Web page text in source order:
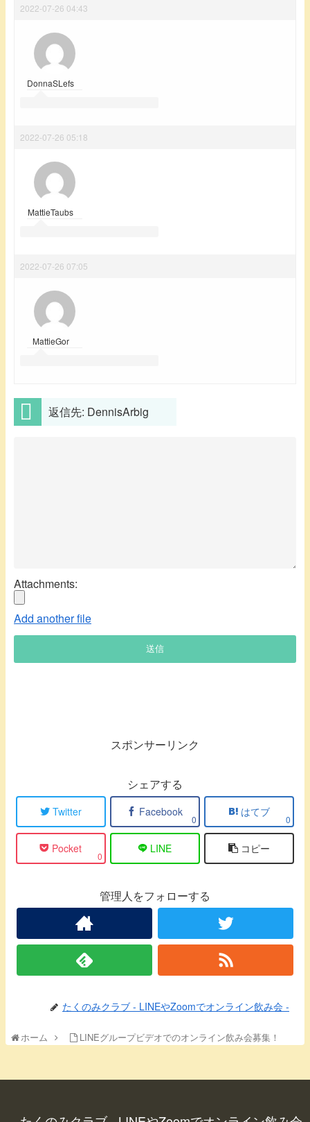
2022-07-26 04:43
DonnaSLefs
2022-07-26 05:18
MattieTaubs
2022-07-26 07:05
MattieGor
返信先: DennisArbig
Attachments:
Add another file
送信
スポンサーリンク
シェアする
Twitter Facebook
0
はてブ
0
Pocket
0
LINE コピー
管理人をフォローする
たくのみクラブ - LINEやZoomでオンライン飲み会 -
ホーム LINEグループビデオでのオンライン飲み会募集！